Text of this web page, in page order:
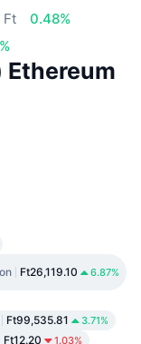
Ft
0.48%
Ethereum
Ft26,119.10 6.87%
Ft99,535.81 3.71%
Ft12.20 1.03%